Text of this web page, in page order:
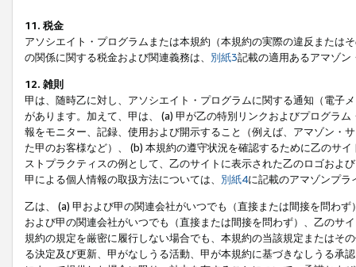
11. 税金
アソシエイト・プログラムまたは本規約（本規約の実際の違反または
の関係に関する税金および関連義務は、 別紙3記載の適用あるアマゾン
12. 雑則
甲は、随時乙に対し、アソシエイト・プログラムに関する通知（電子
があります。加えて、甲は、 (a) 甲が乙の特別リンクおよびプログラ
報をモニター、記録、使用および開示すること（例えば、アマゾン・
た甲のお客様など）、 (b) 本規約の遵守状況を確認するために乙のサ
ストプラクティスの例として、乙のサイトに表示された乙のロゴおよ
甲による個人情報の取扱方法については、 別紙4に記載のアマゾンプ
乙は、 (a) 甲および甲の関連会社がいつでも（直接または間接を問わ
および甲の関連会社がいつでも（直接または間接を問わず）、乙のサ
規約の規定を厳密に履行しない場合でも、本規約の当該規定またはそ
る決定及び更新、甲がなしうる活動、甲が本規約に基づきなしうる承